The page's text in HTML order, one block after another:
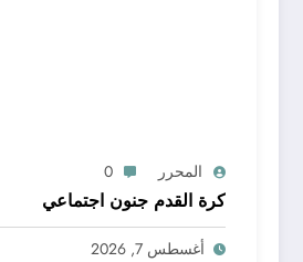
المحرر 0
كرة القدم جنون اجتماعي
أغسطس 7, 2026